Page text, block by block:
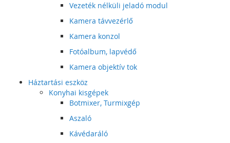
Vezeték nélküli jeladó modul
Kamera távvezérlő
Kamera konzol
Fotóalbum, lapvédő
Kamera objektív tok
Háztartási eszköz
Konyhai kisgépek
Botmixer, Turmixgép
Aszaló
Kávédaráló